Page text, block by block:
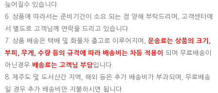
늦어질수 있습니다.
6. 상품에 따라서는 준비기간이 소요 되는 점 양해 부탁드리며, 고객센터에
서 별도로 고객님께 연락을 드리고 있습니다.
7. 상품 배송은 택배 및 화물차 출고로 이루어지며, 운송료는 상품의 크기,
부피, 무게, 수량 등의 규격에 따라 배송비는 차등 적용이
되며 무료배송이
아닌경우 배송료는 고객님 부담입니다.
8. 제주도 및 도서산간 지역, 해외 등은 추가 배송비가 부과되며, 무료배송
일 경우 추가 배송비만 지불하시면 됩니다.